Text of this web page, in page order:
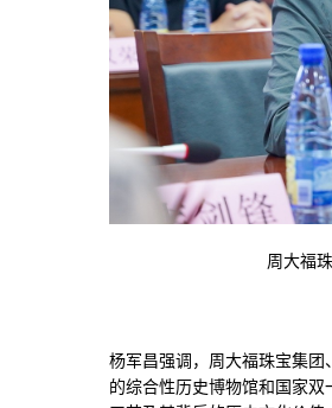
周大福
杨军昌强调，周大福珠宝集
的综合性历史博物馆和国家